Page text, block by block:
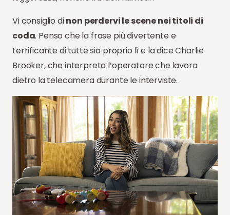
Vi consiglio dinon perdervi le scene nei titoli di
coda. Penso che la frase più divertente e
terrificante di tutte sia proprio lì e la dice Charlie
Brooker, che interpreta l’operatore che lavora
dietro la telecamera durante le interviste.